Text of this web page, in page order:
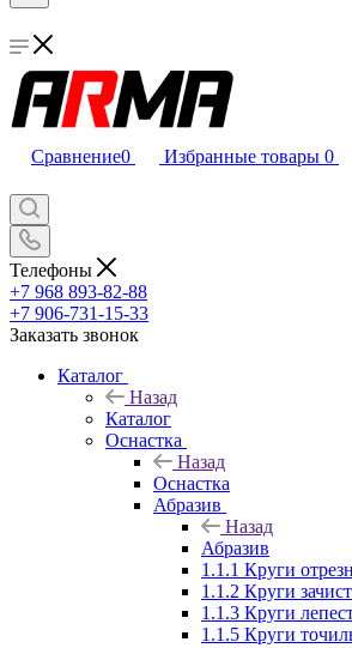
Сравнение0 Избранные товары 0
Телефоны
+7 968 893-82-88
+7 906-731-15-33
Заказать звонок
Каталог
Назад
Каталог
Оснастка
Назад
Оснастка
Абразив
Назад
Абразив
1.1.1 Круги
1.1.2 Круги
1.1.3 Круги
1.1.5 Круги